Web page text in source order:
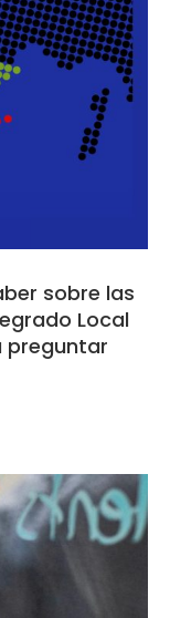
sobre las
Local
preguntar